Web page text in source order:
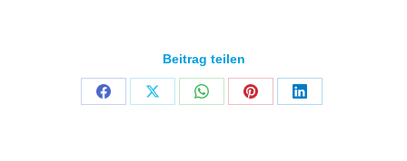
Beitrag teilen
Share
Share
Share
Share
Share